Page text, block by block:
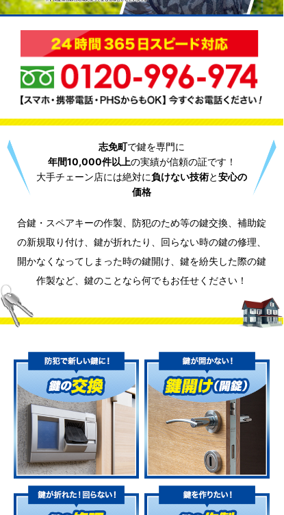
志免町で鍵を専門に
年間10,000件以上の実績が信頼の証です！
大手チェーン店には絶対に負けない技術と安心の
価格
合鍵・スペアキーの作製、防犯のため等の鍵交換、補助錠
の新規取り付け、鍵が折れたり、回らない時の鍵の修理、
開かなくなってしまった時の鍵開け、鍵を紛失した際の鍵
作製など、鍵のことなら何でもお任せください！